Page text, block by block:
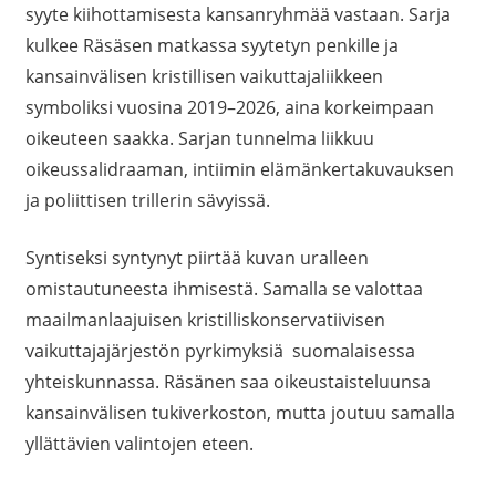
syyte kiihottamisesta kansanryhmää vastaan. Sarja
kulkee Räsäsen matkassa syytetyn penkille ja
kansainvälisen kristillisen vaikuttajaliikkeen
symboliksi vuosina 2019–2026, aina korkeimpaan
oikeuteen saakka. Sarjan tunnelma liikkuu
oikeussalidraaman, intiimin elämänkertakuvauksen
ja poliittisen trillerin sävyissä.
Syntiseksi syntynyt piirtää kuvan uralleen
omistautuneesta ihmisestä. Samalla se valottaa
maailmanlaajuisen kristilliskonservatiivisen
vaikuttajajärjestön pyrkimyksiä suomalaisessa
yhteiskunnassa. Räsänen saa oikeustaisteluunsa
kansainvälisen tukiverkoston, mutta joutuu samalla
yllättävien valintojen eteen.